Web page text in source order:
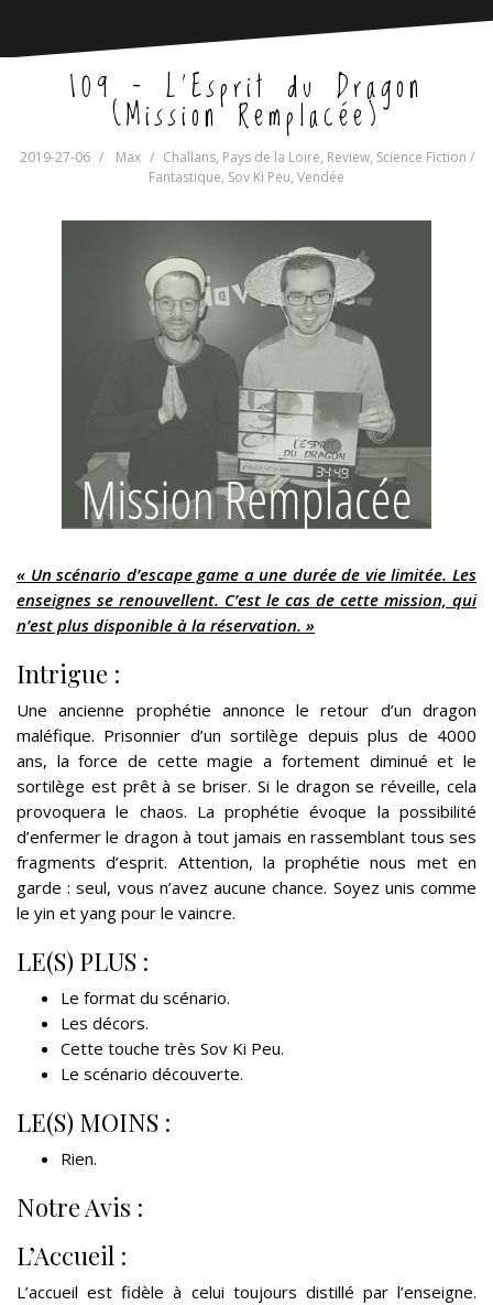
109 – L’Esprit du Dragon
(Mission Remplacée)
2019-27-06 Max Challans, Pays de la Loire, Review, Science Fiction /
Fantastique, Sov Ki Peu, Vendée
« Un scénario d’escape game a une durée de vie limitée. Les
enseignes se renouvellent. C’est le cas de cette mission, qui
n’est plus disponible à la réservation. »
Intrigue :
Une ancienne prophétie annonce le retour d’un dragon
maléfique. Prisonnier d’un sortilège depuis plus de 4000
ans, la force de cette magie a fortement diminué et le
sortilège est prêt à se briser. Si le dragon se réveille, cela
provoquera le chaos. La prophétie évoque la possibilité
d’enfermer le dragon à tout jamais en rassemblant tous ses
fragments d’esprit. Attention, la prophétie nous met en
garde : seul, vous n’avez aucune chance. Soyez unis comme
le yin et yang pour le vaincre.
LE(S) PLUS :
Le format du scénario.
Les décors.
Cette touche très Sov Ki Peu.
Le scénario découverte.
LE(S) MOINS :
Rien.
Notre Avis :
L’Accueil :
L’accueil est fidèle à celui toujours distillé par l’enseigne.